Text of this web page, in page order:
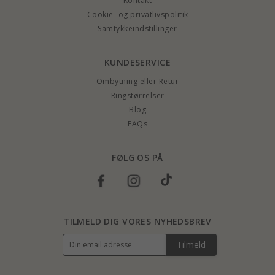
Cookie- og privatlivspolitik
Samtykkeindstillinger
KUNDESERVICE
Ombytning eller Retur
Ringstørrelser
Blog
FAQs
FØLG OS PÅ
TILMELD DIG VORES NYHEDSBREV
Tilmeld